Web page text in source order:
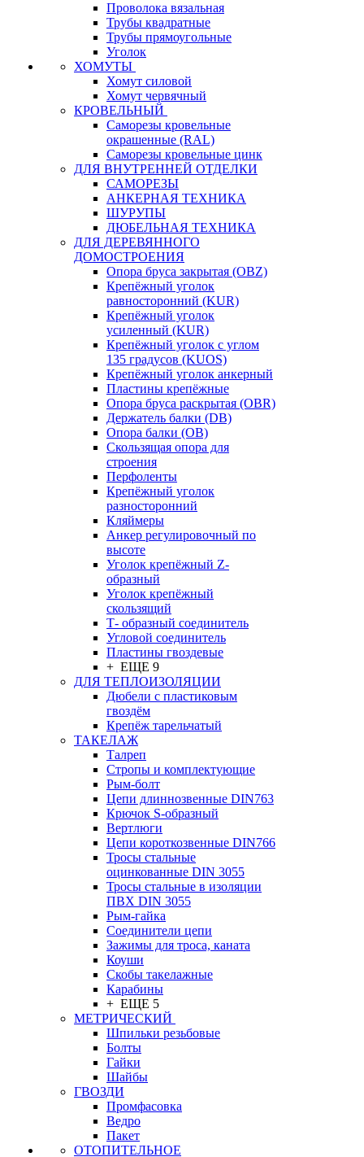
Проволока вязальная
Трубы квадратные
Трубы прямоугольные
Уголок
ХОМУТЫ
Хомут силовой
Хомут червячный
КРОВЕЛЬНЫЙ
Саморезы кровельные
окрашенные (RAL)
Саморезы кровельные цинк
ДЛЯ ВНУТРЕННЕЙ ОТДЕЛКИ
САМОРЕЗЫ
АНКЕРНАЯ ТЕХНИКА
ШУРУПЫ
ДЮБЕЛЬНАЯ ТЕХНИКА
ДЛЯ ДЕРЕВЯННОГО
ДОМОСТРОЕНИЯ
Опора бруса закрытая (OBZ)
Крепёжный уголок
равносторонний (KUR)
Крепёжный уголок
усиленный (KUR)
Крепёжный уголок с углом
135 градусов (KUOS)
Крепёжный уголок анкерный
Пластины крепёжные
Опора бруса раскрытая (OBR)
Держатель балки (DB)
Опора балки (ОВ)
Скользящая опора для
строения
Перфоленты
Крепёжный уголок
разносторонний
Кляймеры
Анкер регулировочный по
высоте
Уголок крепёжный Z-
образный
Уголок крепёжный
скользящий
Т- образный соединитель
Угловой соединитель
Пластины гвоздевые
+ ЕЩЕ 9
ДЛЯ ТЕПЛОИЗОЛЯЦИИ
Дюбели с пластиковым
гвоздём
Крепёж тарельчатый
ТАКЕЛАЖ
Талреп
Стропы и комплектующие
Рым-болт
Цепи длиннозвенные DIN763
Крючок S-образный
Вертлюги
Цепи короткозвенные DIN766
Тросы стальные
оцинкованные DIN 3055
Тросы стальные в изоляции
ПВХ DIN 3055
Рым-гайка
Соединители цепи
Зажимы для троса, каната
Коуши
Скобы такелажные
Карабины
+ ЕЩЕ 5
МЕТРИЧЕСКИЙ
Шпильки резьбовые
Болты
Гайки
Шайбы
ГВОЗДИ
Промфасовка
Ведро
Пакет
ОТОПИТЕЛЬНОЕ